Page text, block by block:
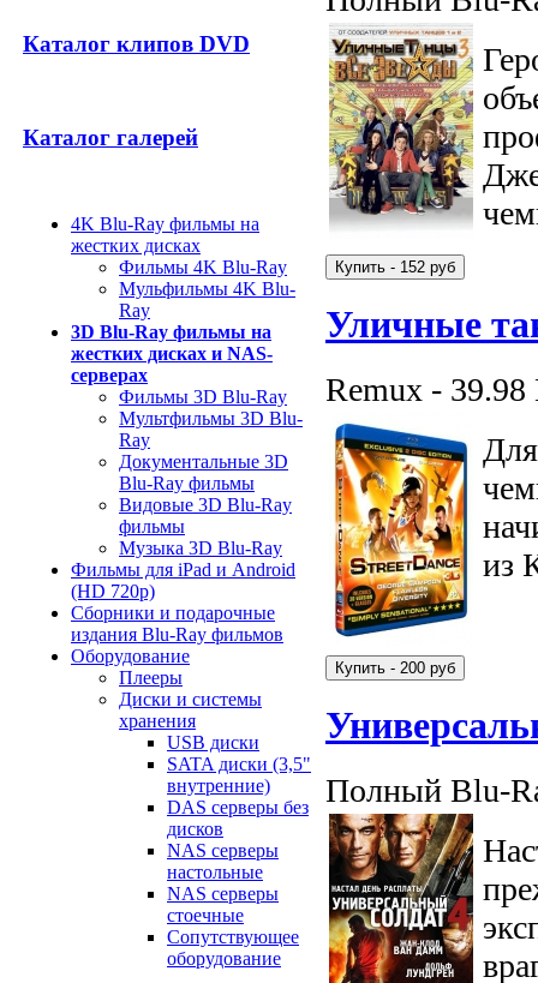
Каталог клипов DVD
Каталог галерей
4K Blu-Ray фильмы на
жестких дисках
Фильмы 4K Blu-Ray
Мульфильмы 4K Blu-
Ray
3D Blu-Ray фильмы на
жестких дисках и NAS-
серверах
Фильмы 3D Blu-Ray
Мультфильмы 3D Blu-
Ray
Документальные 3D
Blu-Ray фильмы
Видовые 3D Blu-Ray
фильмы
Музыка 3D Blu-Ray
Фильмы для iPad и Android
(HD 720p)
Сборники и подарочные
издания Blu-Ray фильмов
Оборудование
Плееры
Диски и системы
хранения
USB диски
SATA диски (3,5"
внутренние)
DAS серверы без
дисков
NAS серверы
настольные
NAS серверы
стоечные
Сопутствующее
оборудование
Уличные
Remux - 39.98
из
Полный Blu-